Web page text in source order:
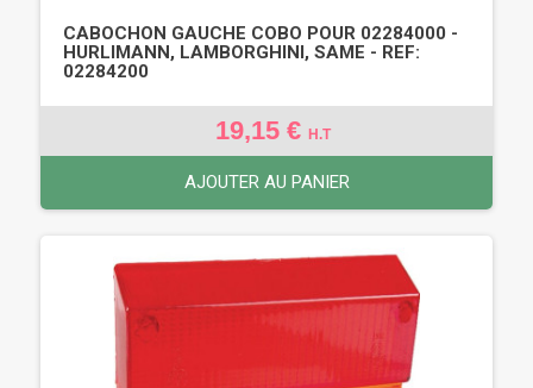
CABOCHON GAUCHE COBO POUR 02284000 -
HURLIMANN, LAMBORGHINI, SAME - REF:
02284200
19,15 € H.T
AJOUTER AU PANIER